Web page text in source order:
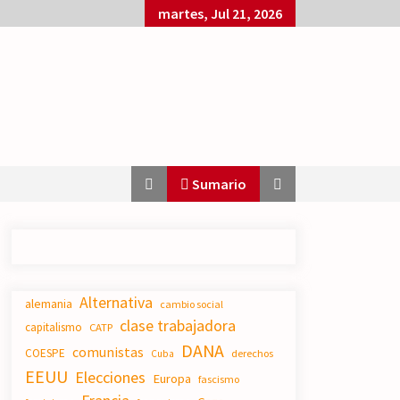
martes, Jul 21, 2026
Sumario
proyectos políticos.
20/07/2026
Polarizada y movilizada, la
ciudadanía no se queda en casa.
alemania Alternativa cambio social
capitalismo CATP clase trabajadora
COESPE comunistas Cuba DANA derechos
EEUU Elecciones Europa fascismo